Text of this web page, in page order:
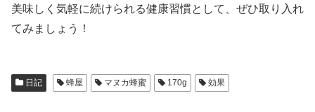
美味しく気軽に続けられる健康習慣として、ぜひ取り入れ
てみましょう！
日記 蜂屋 マヌカ蜂蜜 170g 効果